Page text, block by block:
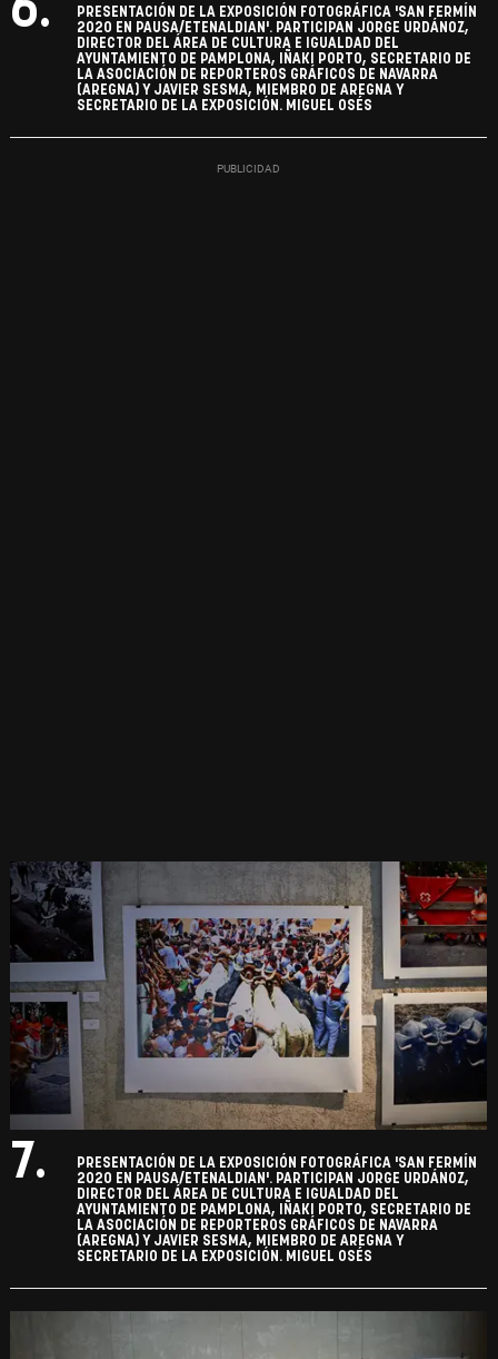
6.
PRESENTACIÓN DE LA EXPOSICIÓN FOTOGRÁFICA 'SAN FERMÍN
2020 EN PAUSA/ETENALDIAN'. PARTICIPAN JORGE URDÁNOZ,
DIRECTOR DEL ÁREA DE CULTURA E IGUALDAD DEL
AYUNTAMIENTO DE PAMPLONA, IÑAKI PORTO, SECRETARIO DE
LA ASOCIACIÓN DE REPORTEROS GRÁFICOS DE NAVARRA
(AREGNA) Y JAVIER SESMA, MIEMBRO DE AREGNA Y
SECRETARIO DE LA EXPOSICIÓN. MIGUEL OSÉS
7.
PRESENTACIÓN DE LA EXPOSICIÓN FOTOGRÁFICA 'SAN FERMÍN
2020 EN PAUSA/ETENALDIAN'. PARTICIPAN JORGE URDÁNOZ,
DIRECTOR DEL ÁREA DE CULTURA E IGUALDAD DEL
AYUNTAMIENTO DE PAMPLONA, IÑAKI PORTO, SECRETARIO DE
LA ASOCIACIÓN DE REPORTEROS GRÁFICOS DE NAVARRA
(AREGNA) Y JAVIER SESMA, MIEMBRO DE AREGNA Y
SECRETARIO DE LA EXPOSICIÓN. MIGUEL OSÉS